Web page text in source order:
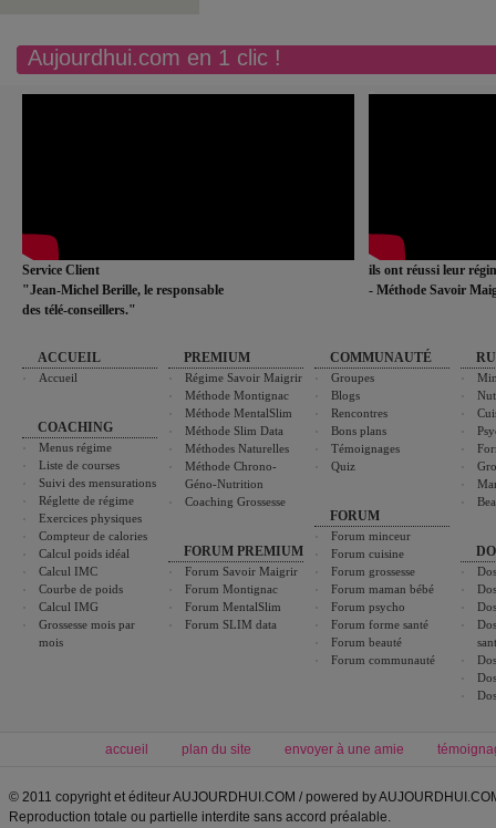
Aujourdhui.com en 1 clic !
Service Client
"Jean-Michel Berille, le responsable
des télé-conseillers."
ils ont réussi leur
- Méthode Savoir
ACCUEIL
Accueil
COACHING
Menus régime
Liste de courses
Suivi des mensurations
Réglette de régime
Exercices physiques
Compteur de calories
Calcul poids idéal
Calcul IMC
Courbe de poids
Calcul IMG
Grossesse mois par
mois
PREMIUM
Régime Savoir Maigrir
Méthode Montignac
Méthode MentalSlim
Méthode Slim Data
Méthodes Naturelles
Méthode Chrono-
Géno-Nutrition
Coaching Grossesse
FORUM PREMIUM
Forum Savoir Maigrir
Forum Montignac
Forum MentalSlim
Forum SLIM data
COMMUNAUTÉ
Groupes
Blogs
Rencontres
Bons plans
Témoignages
Quiz
FORUM
Forum minceur
Forum cuisine
Forum grossesse
Forum maman bébé
Forum psycho
Forum forme santé
Forum beauté
Forum communauté
accueil plan du site envoyer à une amie
© 2011 copyright et éditeur AUJOURDHUI.COM / powered by
Reproduction totale ou partielle interdite sans accord préalable.